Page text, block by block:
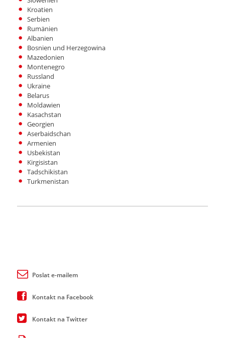
Kroatien
Serbien
Rumänien
Albanien
Bosnien und Herzegowina
Mazedonien
Montenegro
Russland
Ukraine
Belarus
Moldawien
Kasachstan
Georgien
Aserbaidschan
Armenien
Usbekistan
Kirgisistan
Tadschikistan
Turkmenistan
Poslat e-mailem
Kontakt na Facebook
Kontakt na Twitter